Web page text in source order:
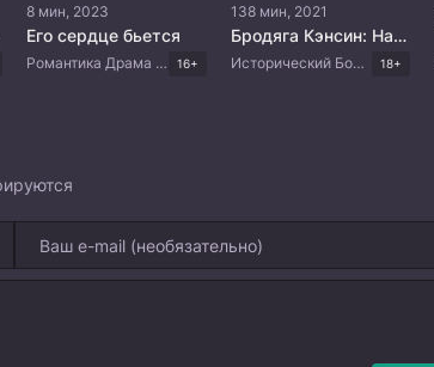
8 мин, 2023
Его сердце бьется
Романтика Драма Китайские дорамы 16+
138 мин, 2021
Бродяга Кэнсин: Начало
Исторический Боевик Драма Японские дорамы 18+